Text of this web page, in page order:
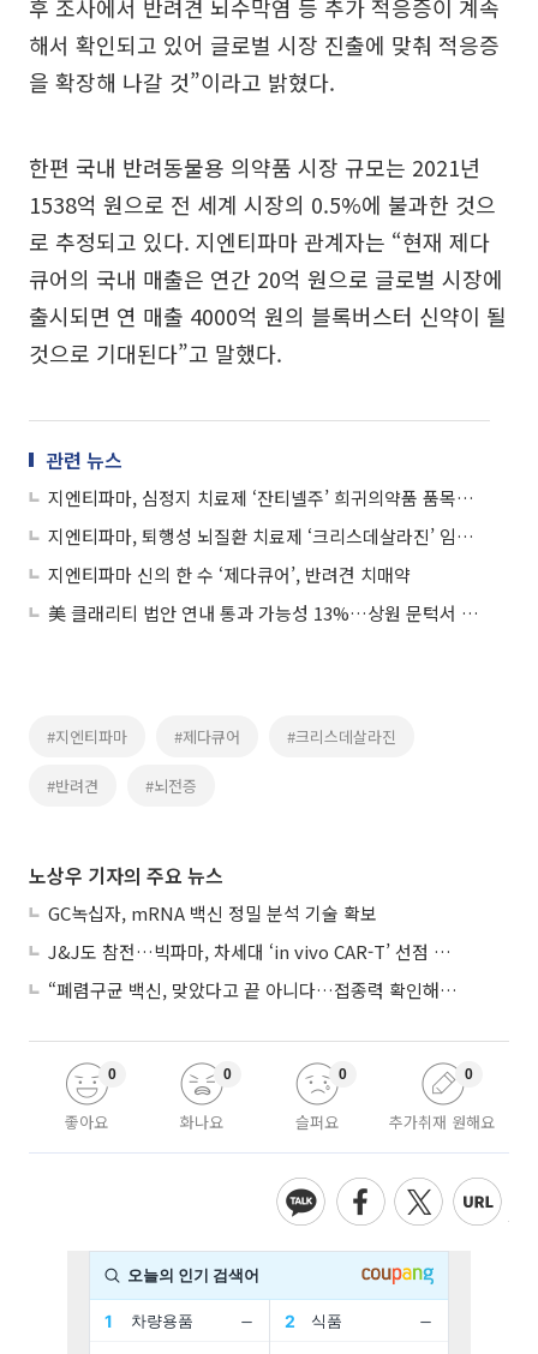
후 조사에서 반려견 뇌수막염 등 추가 적응증이 계속
해서 확인되고 있어 글로벌 시장 진출에 맞춰 적응증
을 확장해 나갈 것”이라고 밝혔다.
한편 국내 반려동물용 의약품 시장 규모는 2021년
1538억 원으로 전 세계 시장의 0.5%에 불과한 것으
로 추정되고 있다. 지엔티파마 관계자는 “현재 제다
큐어의 국내 매출은 연간 20억 원으로 글로벌 시장에
출시되면 연 매출 4000억 원의 블록버스터 신약이 될
것으로 기대된다”고 말했다.
관련 뉴스
지엔티파마, 심정지 치료제 ‘잔티넬주’ 희귀의약품 품목허가 신청
지엔티파마, 퇴행성 뇌질환 치료제 ‘크리스데살라진’ 임상 2상 승인
지엔티파마 신의 한 수 ‘제다큐어’, 반려견 치매약
美 클래리티 법안 연내 통과 가능성 13%…상원 문턱서 제동
#지엔티파마 #제다큐어 #크리스데살라진
#반려견 #뇌전증
노상우 기자의 주요 뉴스
GC녹십자, mRNA 백신 정밀 분석 기술 확보
J&J도 참전…빅파마, 차세대 ‘in vivo CAR-T’ 선점 경쟁 본격화
“폐렴구균 백신, 맞았다고 끝 아니다…접종력 확인해야”
좋아요
0
화나요
0
슬퍼요
0
추가취재 원해요
0